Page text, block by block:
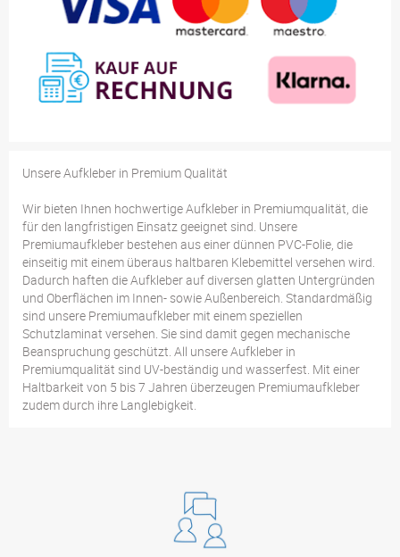
Unsere Aufkleber in Premium Qualität
Wir bieten Ihnen hochwertige Aufkleber in Premiumqualität, die
für den langfristigen Einsatz geeignet sind. Unsere
Premiumaufkleber bestehen aus einer dünnen PVC-Folie, die
einseitig mit einem überaus haltbaren Klebemittel versehen wird.
Dadurch haften die Aufkleber auf diversen glatten Untergründen
und Oberflächen im Innen- sowie Außenbereich. Standardmäßig
sind unsere Premiumaufkleber mit einem speziellen
Schutzlaminat versehen. Sie sind damit gegen mechanische
Beanspruchung geschützt. All unsere Aufkleber in
Premiumqualität sind UV-beständig und wasserfest. Mit einer
Haltbarkeit von 5 bis 7 Jahren überzeugen Premiumaufkleber
zudem durch ihre Langlebigkeit.